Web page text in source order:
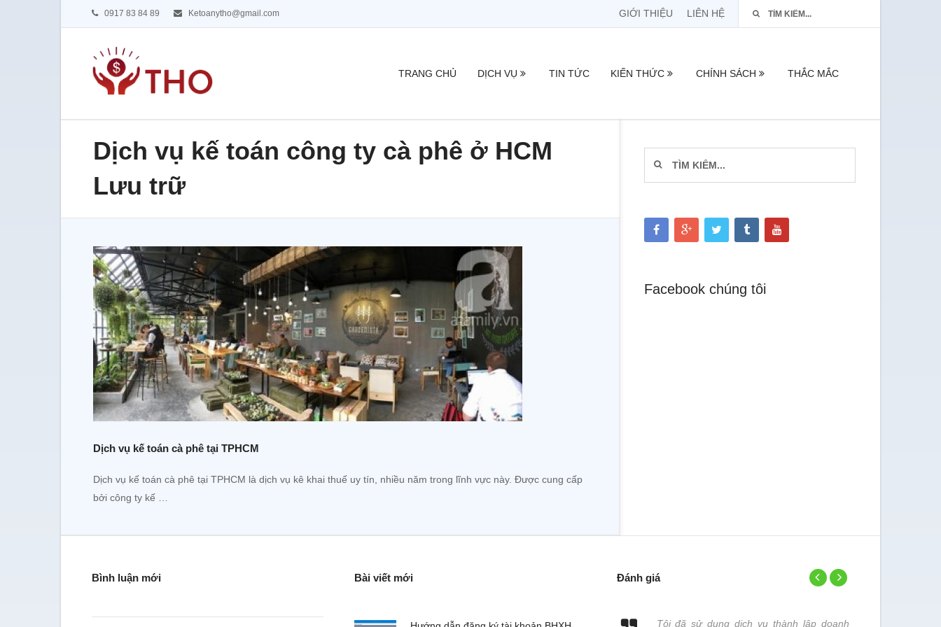
0917 83 84 89 Ketoanytho@gmail.com GIỚI THIỆU LIÊN HỆ
TRANG CHỦ DỊCH VỤ TIN TỨC KIẾN THỨC CHÍNH SÁCH THẮC MẮC
Dịch vụ kế toán công ty cà phê ở HCM
Lưu trữ
Dịch vụ kế toán cà phê tại TPHCM
Dịch vụ kế toán cà phê tại TPHCM là dịch vụ kê khai thuế uy tín, nhiều năm trong lĩnh vực này. Được cung cấp
bởi công ty kế …
Facebook chúng tôi
Bình luận mới Bài viết mới Đánh giá
Tôi đã sử dụng dịch vụ thành lập doanh
Đơn vị chúng tôi chuyên nhập hàng về bán,
Tôi đã sử dụng dịch vụ thành lập doanh